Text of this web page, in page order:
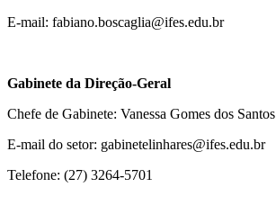
E-mail: fabiano.boscaglia@ifes.edu.br
Gabinete da Direção-Geral
Chefe de Gabinete: Vanessa Gomes dos Santos
E-mail do setor: gabinetelinhares@ifes.edu.br
Telefone: (27) 3264-5701